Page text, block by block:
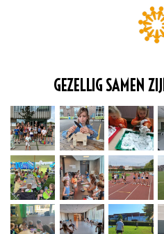
GEZELLIG SAMEN